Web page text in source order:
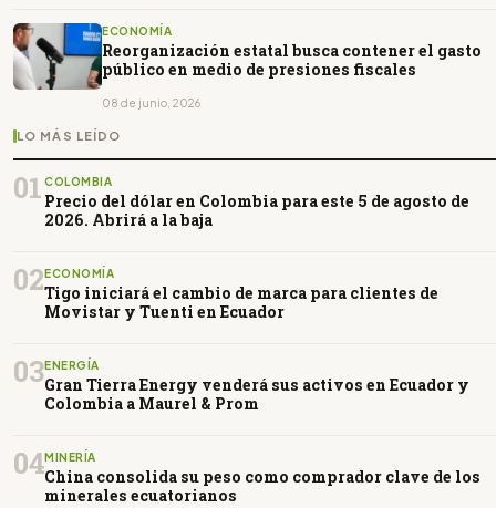
ECONOMÍA
Reorganización estatal busca contener el gasto
público en medio de presiones fiscales
08 de junio, 2026
LO MÁS LEÍDO
01 COLOMBIA
Precio del dólar en Colombia para este 5 de agosto de
2026. Abrirá a la baja
02 ECONOMÍA
Tigo iniciará el cambio de marca para clientes de
Movistar y Tuenti en Ecuador
03ENERGÍA
Gran Tierra Energy venderá sus activos en Ecuador y
Colombia a Maurel & Prom
04MINERÍA
China consolida su peso como comprador clave de los
minerales ecuatorianos